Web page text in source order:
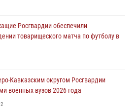
пистолетом
СОБР Росгвардии ликвидирована
троих мужчин, устроивших
Росгвардии обеспечили
товарищеского матча по футболу в
Кавказским округом Росгвардии
военных вузов 2026 года
2